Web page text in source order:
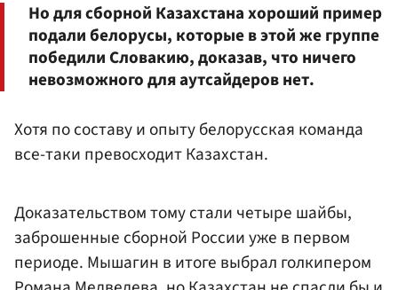
Но для сборной Казахстана хороший пример
подали белорусы, которые в этой же группе
победили Словакию, доказав, что ничего
невозможного для аутсайдеров нет.
Хотя по составу и опыту белорусская команда
все-таки превосходит Казахстан.
Доказательством тому стали четыре шайбы,
заброшенные сборной России уже в первом
периоде. Мышагин в итоге выбрал голкипером